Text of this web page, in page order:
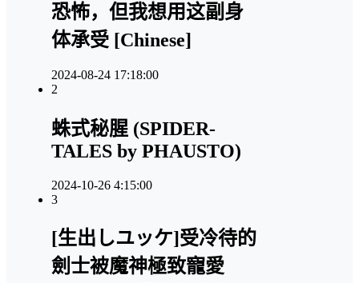
恐怖，但我想用这副身
体承受 [Chinese]
2024-08-24 17:18:00
2
蛛式秘腥 (SPIDER-
TALES by PHAUSTO)
2024-10-26 4:15:00
3
[生出しユッケ]受冷待的
劍士被魔神極致寵愛